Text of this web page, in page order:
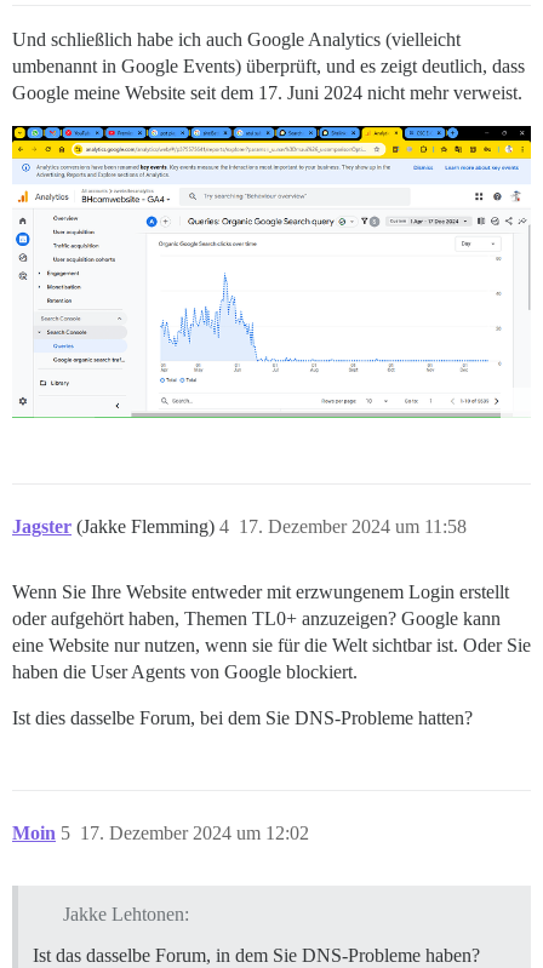
Und schließlich habe ich auch Google Analytics (vielleicht
umbenannt in Google Events) überprüft, und es zeigt deutlich, dass
Google meine Website seit dem 17. Juni 2024 nicht mehr verweist.
Jagster (Jakke Flemming) 17. Dezember 2024 um 11:58
4
Wenn Sie Ihre Website entweder mit erzwungenem Login erstellt
oder aufgehört haben, Themen TL0+ anzuzeigen? Google kann
eine Website nur nutzen, wenn sie für die Welt sichtbar ist. Oder Sie
haben die User Agents von Google blockiert.
Ist dies dasselbe Forum, bei dem Sie DNS-Probleme hatten?
Moin 17. Dezember 2024 um 12:02
5
Jakke Lehtonen:
Ist das dasselbe Forum, in dem Sie DNS-Probleme haben?